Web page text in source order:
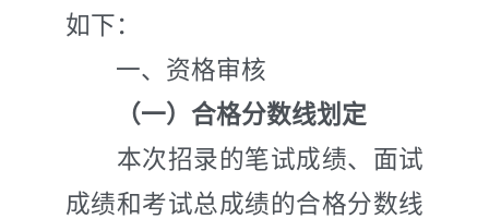
如下：
一、资格审核
（一）合格分数线划定
本次招录的笔试成绩、面试
成绩和考试总成绩的合格分数线